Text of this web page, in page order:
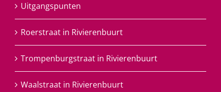
Uitgangspunten
Roerstraat in Rivierenbuurt
Trompenburgstraat in Rivierenbuurt
Waalstraat in Rivierenbuurt